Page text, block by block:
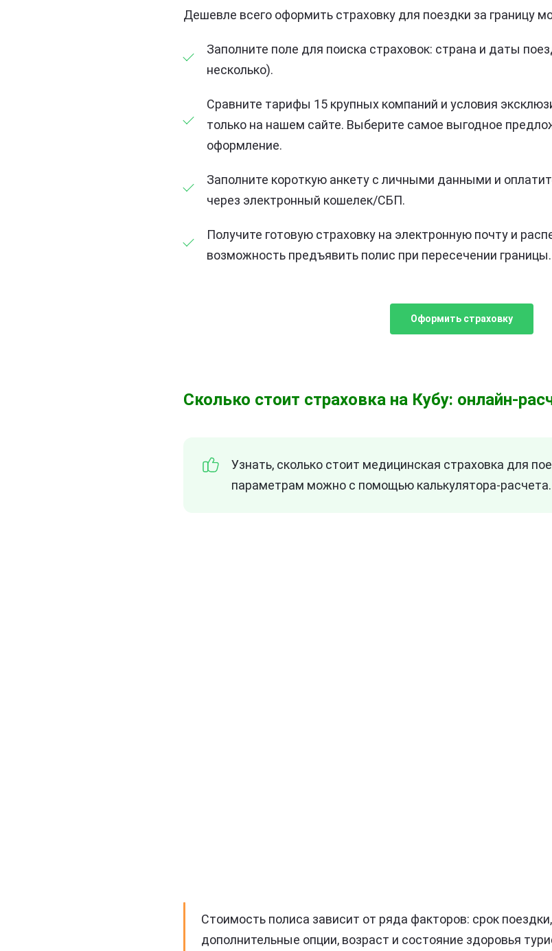
Дешевле всего оформить страховку для поездки за границу
Заполните поле для поиска страховок: страна и даты
несколько).
Сравните тарифы 15 крупных компаний и условия
только на нашем сайте. Выберите самое выгодное
оформление.
Заполните короткую анкету с личными данными и
через электронный кошелек/СБП.
Получите готовую страховку на электронную почту и
возможность предъявить полис при пересечении границы.
Оформить страховку
Сколько стоит страховка на Кубу: онлайн-
Узнать, сколько стоит медицинская страховка для
параметрам можно с помощью калькулятора-расчета.
Стоимость полиса зависит от ряда факторов: срок
дополнительные опции, возраст и состояние здоровья